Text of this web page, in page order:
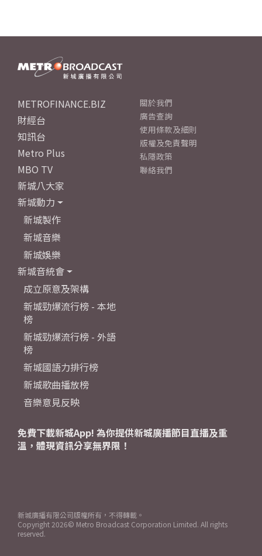
METROFINANCE.BIZ
財經台
知訊台
Metro Plus
MBO TV
新城八大家
新城動力
新城製作
新城音樂
新城娛樂
新城音統會
成立原意及架構
新城勁爆流行榜 - 本地
榜
新城勁爆流行榜 - 外語
榜
新城國語力排行榜
新城歌曲播放榜
音樂意見反映
關於我們
廣告查詢
使用條款及細則
版權及免責聲明
私隱政策
聯絡我們
免費下載新城App! 為你提供新城廣播節目直播及重
溫，體現資訊分享無界限！
新城廣播有限公司版權所有，不得轉載。
Copyright 2026© Metro Broadcast Corporation Limited. All rights
reserved.